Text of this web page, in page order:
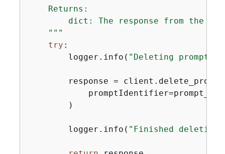
    Returns:
dict: The response from the
    """
try :
        logger.info(
"Deleting prompt
response =
            promptIdentifier=prompt_id
        )
        logger.info(
"Finished deleting